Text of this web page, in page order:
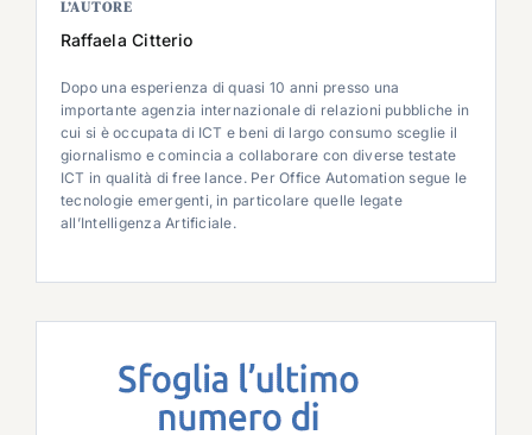
L’AUTORE
Raffaela Citterio
Dopo una esperienza di quasi 10 anni presso una
importante agenzia internazionale di relazioni pubbliche in
cui si è occupata di ICT e beni di largo consumo sceglie il
giornalismo e comincia a collaborare con diverse testate
ICT in qualità di free lance. Per Office Automation segue le
tecnologie emergenti, in particolare quelle legate
all’Intelligenza Artificiale.